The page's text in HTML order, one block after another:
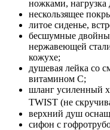
ножками, нагрузка
нескользящее
литое сиденье,
бесшумные
нержавеющей
кожухе;
душевая лейка со
витамином C;
шланг усиленный
TWIST (не
верхний душ
сифон с